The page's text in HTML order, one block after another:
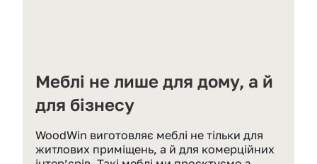
Меблі не лише для дому, а й
для бізнесу
WoodWin виготовляє меблі не тільки для
житлових приміщень, а й для комерційних